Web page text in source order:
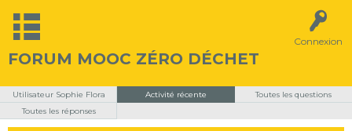
Connexion
FORUM MOOC ZÉRO DÉCHET
Utilisateur Sophie Flora Activité récente
Toutes les questions
Toutes les réponses